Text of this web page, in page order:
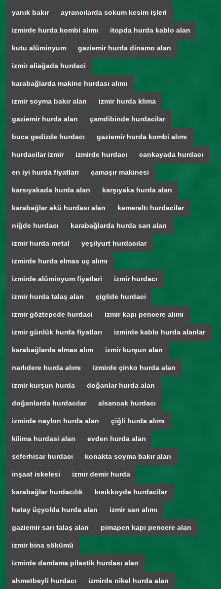
yanık bakır ayrancılarda sokum kesim işleri
izmirde hurda kombi alımı itopda hurda kablo alan
kutu alüminyum gaziemir hurda dinamo alan
izmir aliağada hurdaci
karabağlarda makine hurdası alımı
izmir soyma bakır alan izmir hurda klima
gaziemir hurda alan çamdibinde hurdacilar
buca gedizde hurdacı gaziemir hurda kombi alımı
hurdacilar izmir izmirde hurdacı cankayada hurdacı
en iyi hurda fiyatları çamaşır makinesi
karsıyakada hurda alan karşıyaka hurda alan
karabağlar akü hurdası alan kemeraltı hurdacilar
niğde hurdacı karabağlarda hurda sarı alan
izmir hurda metal yeşilyurt hurdacılar
izmirde hurda elmas uç alımı
izmirde alüminyum fiyatlari izmir hurdacı
izmir hurda talaş alan çiglide hurdaci
izmir göztepede hurdaci izmir kapı pencere alımı
izmir günlük hurda fiyatları izmirde kablo hurda alanlar
karabağlarda elmas alım izmir kurşun alan
narlıdere hurda alımı izmirde çinko hurda alan
izmir kurşun hurda doğanlar hurda alan
doğanlarda hurdacılar alsancak hurdacı
izmirde naylon hurda alan çiğli hurda alımı
kilima hurdasi alan evden hurda alan
seferhisar hurdacı konakta soyma bakır alan
inşaat iskelesi izmir demir hurda
karabağlar hurdacılık kısıkkoyde hurdacilar
hatay üçyolda hurda alan izmir sarı alımı
gaziemir sarı talaş alan pimapen kapı pencere alan
izmir bina sökümü
izmirde damlama pilastik hurdası alan
ahmetbeyli hurdacı izmirde nikel hurda alan